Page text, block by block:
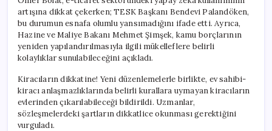
artışına dikkat çekerken; TESK Başkanı Bendevi Palandöken,
bu durumun esnafa olumlu yansımadığını ifade etti. Ayrıca,
Hazine ve Maliye Bakanı Mehmet Şimşek, kamu borçlarının
yeniden yapılandırılmasıyla ilgili mükelleflere belirli
kolaylıklar sunulabileceğini açıkladı.
Kiracıların dikkatine! Yeni düzenlemelerle birlikte, ev sahibi-
kiracı anlaşmazlıklarında belirli kurallara uymayan kiracıların
evlerinden çıkarılabileceği bildirildi. Uzmanlar,
sözleşmelerdeki şartların dikkatlice okunması gerektiğini
vurguladı.